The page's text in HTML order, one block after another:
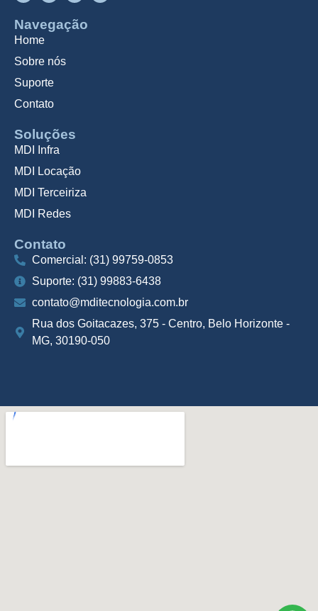
Navegação
Home
Sobre nós
Suporte
Contato
Soluções
MDI Infra
MDI Locação
MDI Terceiriza
MDI Redes
Contato
Comercial: (31) 99759-0853
Suporte: (31) 99883-6438
contato@mditecnologia.com.br
Rua dos Goitacazes, 375 - Centro, Belo Horizonte -
MG, 30190-050